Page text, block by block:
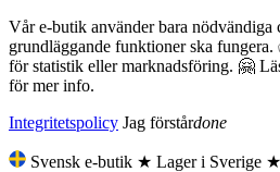
Vår e-butik använder bara nödvändiga
grundläggande funktioner ska
för statistik eller marknadsföring. 🤗
för mer info.
Integritetspolicy Jag förstårdone
Svensk e-butik ★ Lager i Sverige